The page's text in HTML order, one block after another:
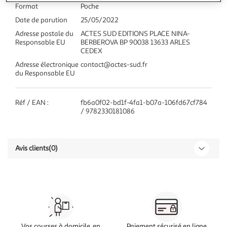
Format
Poche
Date de parution
25/05/2022
Adresse postale du
Responsable EU
ACTES SUD EDITIONS PLACE NINA-
BERBEROVA BP 90038 13633 ARLES
CEDEX
Adresse électronique
du Responsable EU
contact@actes-sud.fr
Réf / EAN :
fb6a0f02-bd1f-4fa1-b07a-106fd67cf784
/ 9782330181086
Avis clients(0)